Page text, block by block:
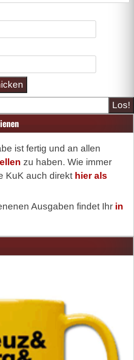
ist fertig und an allen
zu haben. Wie immer
KuK auch direkt hier als
Ausgaben findet Ihr in